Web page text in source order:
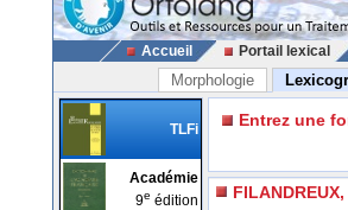
Accueil Portail lexical
Morphologie
TLFi
Académie
9e édition
Entrez une
FILANDREUX,